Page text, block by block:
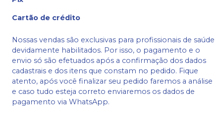
Cartão de crédito
Nossas vendas são exclusivas para profissionais de saúde
devidamente habilitados. Por isso, o pagamento e o
envio só são efetuados após a confirmação dos dados
cadastrais e dos itens que constam no pedido. Fique
atento, após você finalizar seu pedido faremos a análise
e caso tudo esteja correto enviaremos os dados de
pagamento via WhatsApp.